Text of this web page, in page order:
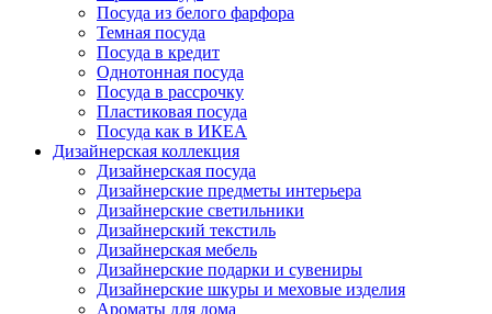
Посуда из белого фарфора
Темная посуда
Посуда в кредит
Однотонная посуда
Посуда в рассрочку
Пластиковая посуда
Посуда как в ИКЕА
Дизайнерская коллекция
Дизайнерская посуда
Дизайнерские предметы интерьера
Дизайнерские светильники
Дизайнерский текстиль
Дизайнерская мебель
Дизайнерские подарки и сувениры
Дизайнерские шкуры и меховые изделия
Ароматы для дома